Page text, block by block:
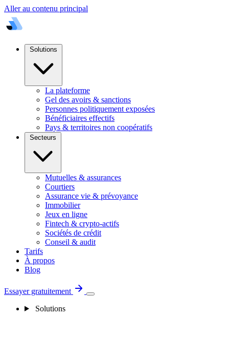
Aller au contenu principal
La plateforme
Gel des avoirs & sanctions
Personnes politiquement exposées
Bénéficiaires effectifs
Pays & territoires non coopératifs
Mutuelles & assurances
Courtiers
Assurance vie & prévoyance
Immobilier
Jeux en ligne
Fintech & crypto-actifs
Sociétés de crédit
Conseil & audit
Tarifs
À propos
Blog
Essayer gratuitement
Solutions